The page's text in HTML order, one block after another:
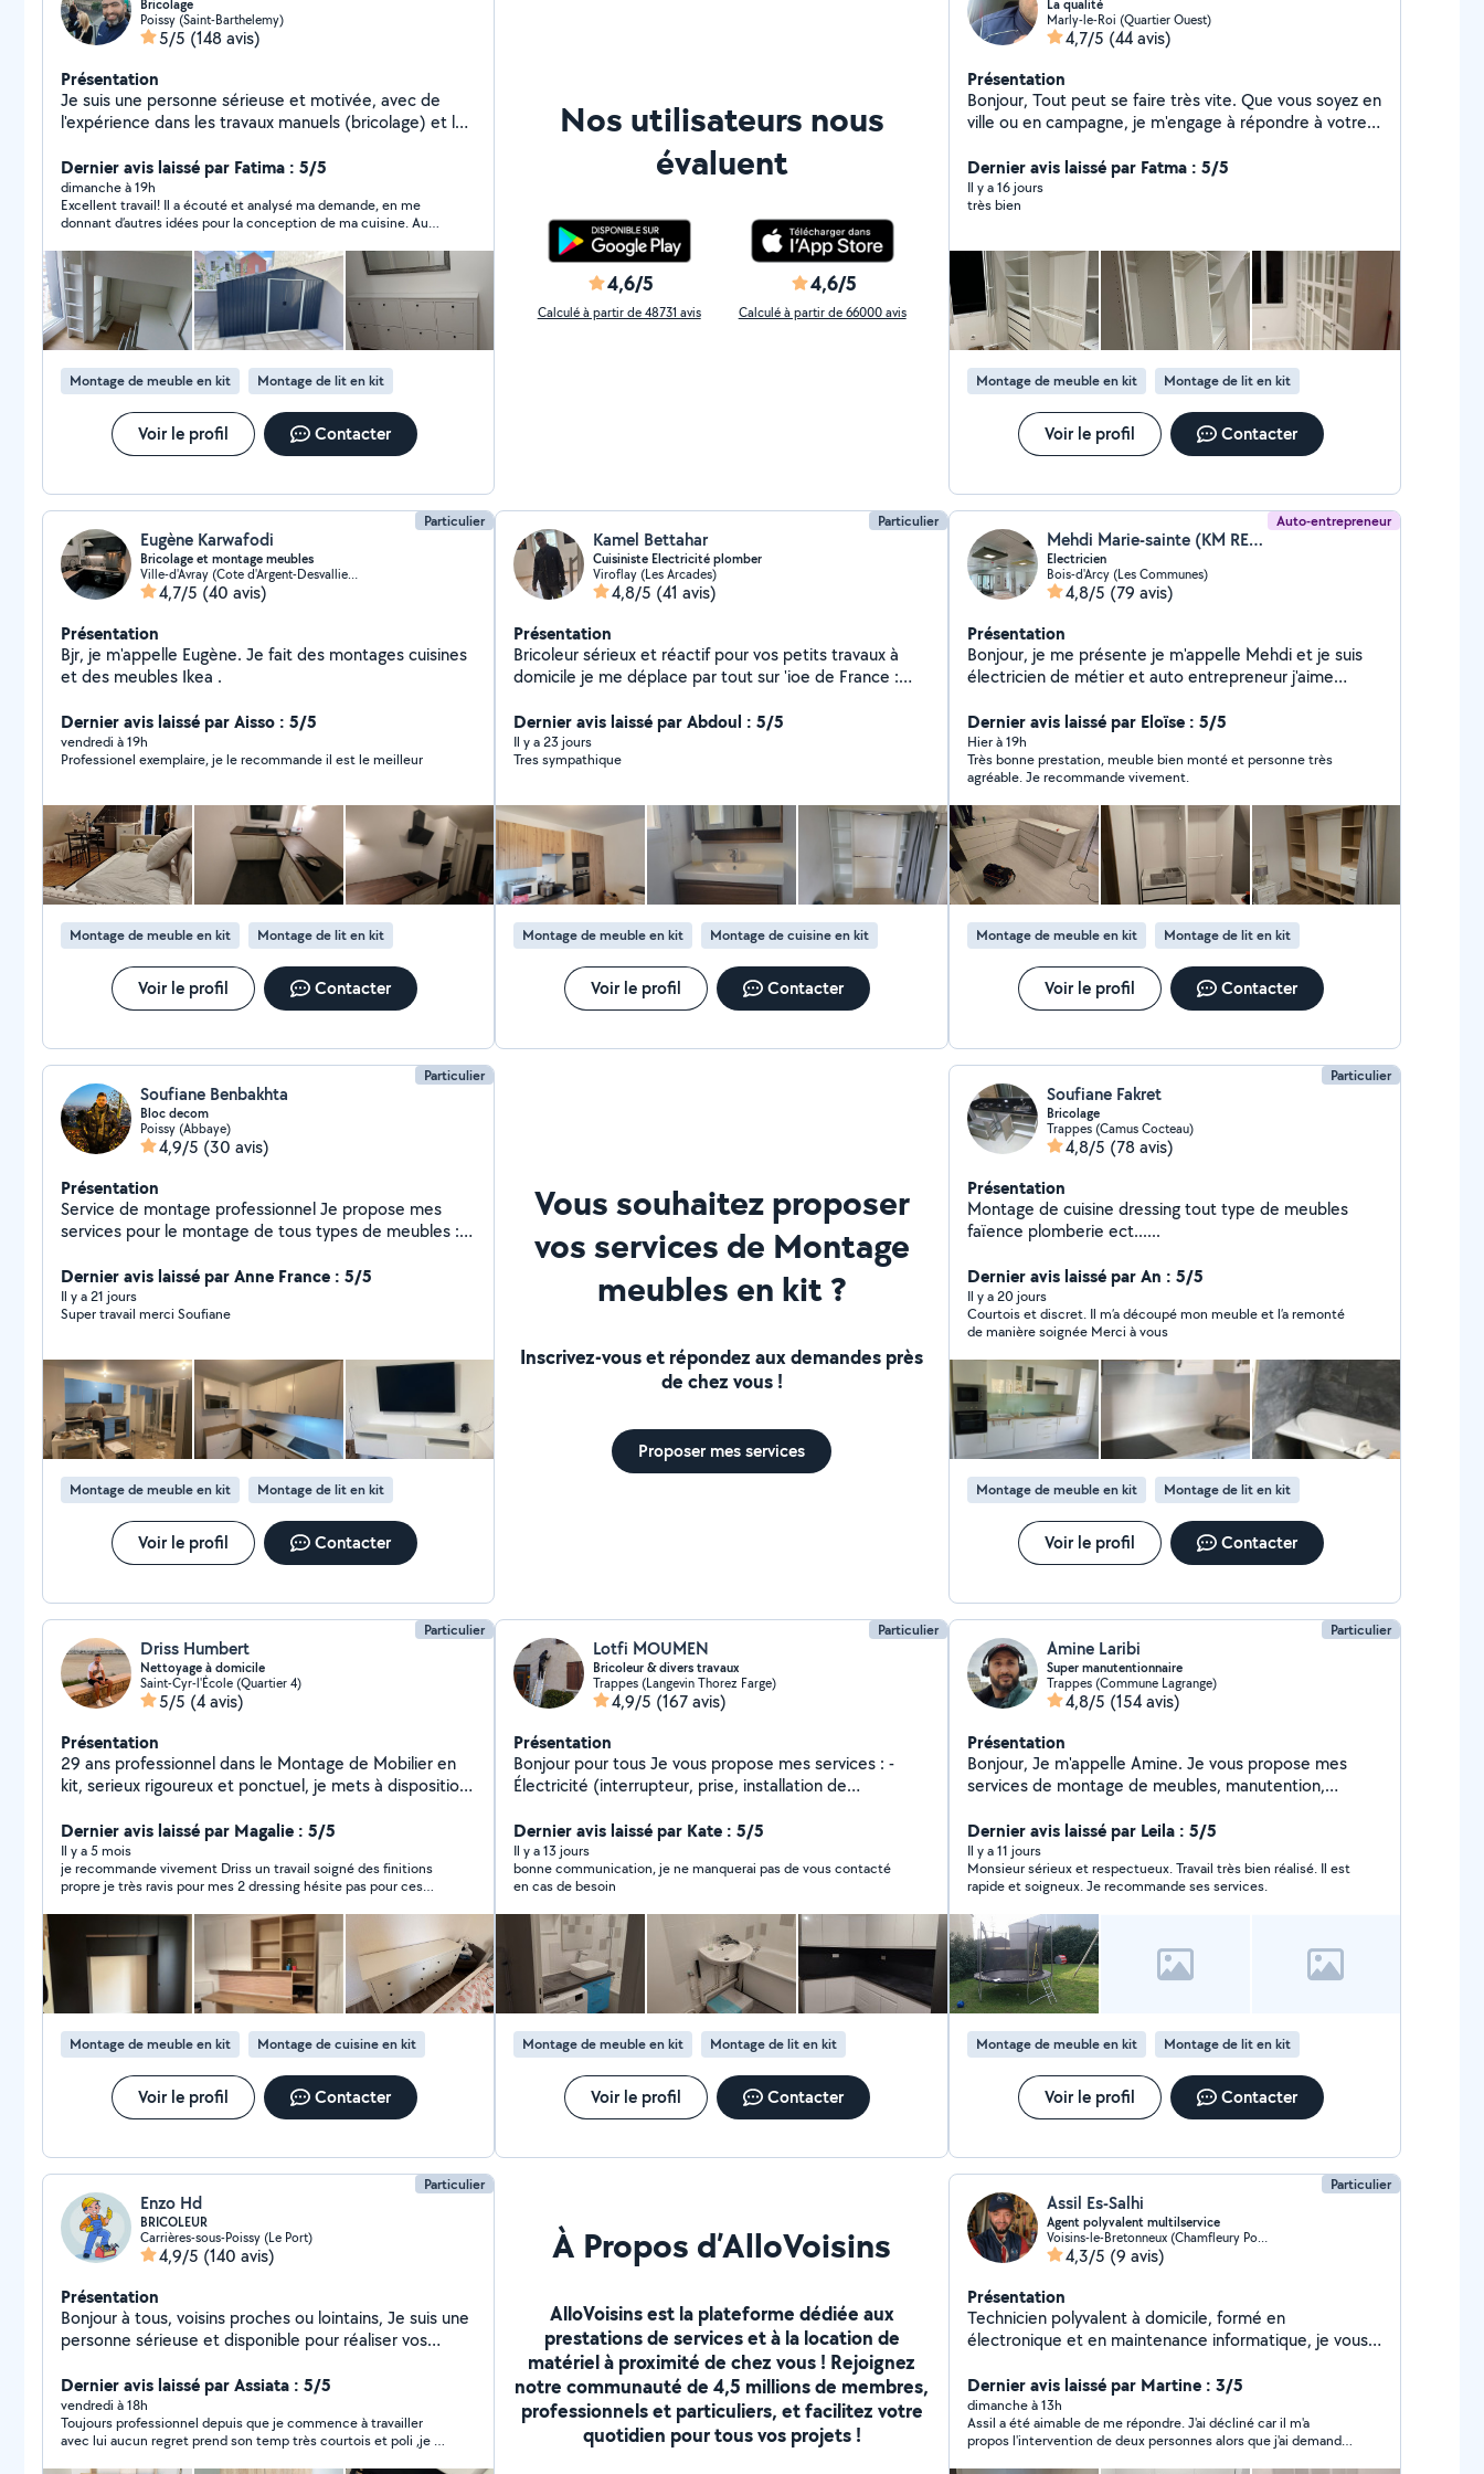
Bricolage
Poissy (Saint-Barthelemy)
5/5 (148 avis)
Présentation
Je suis une personne sérieuse et motivée, avec de
l'expérience dans les travaux manuels (bricolage) et les
services pour différents travaux tels que la pose de
carrelage, l'installation de cuisines préfabriquées et
diverses réparations à domicile. Je m'engage à fournir
un travail soigné, à respecter les délais et à garantir la
satisfaction de mes clients.
Dernier avis laissé par Fatima : 5/5
dimanche à 19h
Excellent travail! Il a écouté et analysé ma demande, en me
donnant d’autres idées pour la conception de ma cuisine. Au
vivement et n’hésiterais pas à refaire appel à lui pour de futurs
travaux
Montage de meuble en kit Montage de lit en kit
Voir le profil Contacter
Nos utilisateurs nous
évaluent
4,6/5
Calculé à partir de 48731 avis
4,6/5
Calculé à partir de 66000 avis
La qualité
Marly-le-Roi (Quartier Ouest)
4,7/5 (44 avis)
Présentation
Bonjour, Tout peut se faire très vite. Que vous soyez en
ville ou en campagne, je m'engage à répondre à votre
qualifié et compétant pour monter ou démonter tous
types de meubles, à votre domicile, quelle que soit la
Dernier avis laissé par Fatma : 5/5
Il y a 16 jours
très bien
Montage de meuble en kit Montage de lit en kit
Voir le profil Contacter
Particulier
Eugène Karwafodi
Bricolage et montage meubles
Ville-d'Avray (Cote d'Argent-Desvallieres-Gambetta)
4,7/5 (40 avis)
Présentation
Bjr, je m'appelle Eugène. Je fait des montages cuisines
et des meubles Ikea .
Dernier avis laissé par Aisso : 5/5
vendredi à 19h
Professionel exemplaire, je le recommande il est le meilleur
Montage de meuble en kit Montage de lit en kit
Voir le profil Contacter
Particulier
Kamel Bettahar
Cuisiniste Electricité plomber
Viroflay (Les Arcades)
4,8/5 (41 avis)
Présentation
Bricoleur sérieux et réactif pour vos petits travaux à
domicile je me déplace par tout sur 'ioe de France :
luminaires, Réparations plomberie et électricité.
Nettoyage de terrasse, Garage Balcon et organisation
et optimisation et création des espaces du rangement
Dernier avis laissé par Abdoul : 5/5
Il y a 23 jours
Tres sympathique
Montage de meuble en kit Montage de cuisine en kit
Voir le profil Contacter
Auto-entrepreneur
Mehdi Marie-sainte (KM RENOV)
Electricien
Bois-d'Arcy (Les Communes)
4,8/5 (79 avis)
Présentation
Bonjour, je me présente je m'appelle Mehdi et je suis
électricien de métier et auto entrepreneur j'aime
satisfaction dépend de celle du client j'aime que tout le
monde soit content vous comme moi. À l'écoute du
client je fais en sorte que la prestation se passe du
mieux possible.
Dernier avis laissé par Eloïse : 5/5
Hier à 19h
Très bonne prestation, meuble bien monté et personne très
agréable. Je recommande vivement.
Montage de meuble en kit Montage de lit en kit
Voir le profil Contacter
Particulier
Soufiane Benbakhta
Bloc decom
Poissy (Abbaye)
4,9/5 (30 avis)
Présentation
Service de montage professionnel Je propose mes
services pour le montage de tous types de meubles :
rayonnage lourd et mi-lourd. Travail sérieux, rapide et
soigné, avec une bonne expérience dans le domaine.
Que ce soit pour votre maison, garage, magasin ou
pour plus d'informations ou pour un devis.
Dernier avis laissé par Anne France : 5/5
Il y a 21 jours
Super travail merci Soufiane
Montage de meuble en kit Montage de lit en kit
Voir le profil Contacter
Vous souhaitez proposer
vos services de Montage
meubles en kit ?
Inscrivez-vous et répondez aux demandes près
de chez vous !
Proposer mes services
Particulier
Soufiane Fakret
Bricolage
Trappes (Camus Cocteau)
4,8/5 (78 avis)
Présentation
Montage de cuisine dressing tout type de meubles
faïence plomberie ect......
Dernier avis laissé par An : 5/5
Il y a 20 jours
Courtois et discret. Il m’a découpé mon meuble et l’a remonté
de manière soignée Merci à vous
Montage de meuble en kit Montage de lit en kit
Voir le profil Contacter
Particulier
Driss Humbert
Nettoyage à domicile
Saint-Cyr-l'École (Quartier 4)
5/5 (4 avis)
Présentation
29 ans professionnel dans le Montage de Mobilier en
kit, serieux rigoureux et ponctuel, je mets à disposition
métier (zero626373614
Dernier avis laissé par Magalie : 5/5
Il y a 5 mois
je recommande vivement Driss un travail soigné des finitions
propre je très ravis pour mes 2 dressing hésite pas pour ces
Montage de meuble en kit Montage de cuisine en kit
Voir le profil Contacter
Particulier
Lotfi MOUMEN
Bricoleur & divers travaux
Trappes (Langevin Thorez Farge)
4,9/5 (167 avis)
Présentation
Bonjour pour tous Je vous propose mes services : -
Électricité (interrupteur, prise, installation de
création d'installation, débouchage canalisation...). -
Montage meubles. - Pose parquet et Lino. - Fixations
murales ( tringle,TV, miroir....). - Peinture, Induit... -
Carrelage. Pour tout vous explications ,n'hésitez pas de
m'appeler: ziro six , soisent sept, soisent sept,qarent
trois, quatre-vingt dix-huit.
Dernier avis laissé par Kate : 5/5
Il y a 13 jours
bonne communication, je ne manquerai pas de vous contacté
en cas de besoin
Montage de meuble en kit Montage de lit en kit
Voir le profil Contacter
Particulier
Amine Laribi
Super manutentionnaire
Trappes (Commune Lagrange)
4,8/5 (154 avis)
Présentation
Bonjour, Je m'appelle Amine. Je vous propose mes
services de montage de meubles, manutention,
déménagement. Je fais aussi le ménage, gros et
classique. Je suis sportif et le travail difficile ne me fait
pas peur. Faîtes-moi confiance vous serez jamais
déçus. A très bientôt
Dernier avis laissé par Leila : 5/5
Il y a 11 jours
Monsieur sérieux et respectueux. Travail très bien réalisé. Il est
rapide et soigneux. Je recommande ses services.
Montage de meuble en kit Montage de lit en kit
Voir le profil Contacter
Particulier
Enzo Hd
BRICOLEUR
Carrières-sous-Poissy (Le Port)
4,9/5 (140 avis)
Présentation
Bonjour à tous, voisins proches ou lointains, Je suis une
personne sérieuse et disponible pour réaliser vos
remplacement de papier peint - accrocher, les TV sur
le mur - Montage de meubles toutes marques et
fixation au mur (rapide, soigné et sans stress) -
Installation de luminaires et remplacement
Dernier avis laissé par Assiata : 5/5
vendredi à 18h
Toujours professionnel depuis que je commence à travailler
avec lui aucun regret prend son temp très courtois et poli ,je le
À Propos d’AlloVoisins
AlloVoisins est la plateforme dédiée aux
prestations de services et à la location de
matériel à proximité de chez vous ! Rejoignez
notre communauté de 4,5 millions de membres,
professionnels et particuliers, et facilitez votre
quotidien pour tous vos projets !
Particulier
Assil Es-Salhi
Agent polyvalent multilservice
Voisins-le-Bretonneux (Chamfleury Port Royal)
4,3/5 (9 avis)
Présentation
Technicien polyvalent à domicile, formé en
électronique et en maintenance informatique, je vous
réparations et petits travaux. Informatique : diagnostic
et dépannage PC Windows, installation de box,
imprimantes, Wi-Fi, logiciels et périphériques.
Électronique & électroménager : recherche de panne,
Dernier avis laissé par Martine : 3/5
dimanche à 13h
Assil a été aimable de me répondre. J'ai décliné car il m'a
propos l'intervention de deux personnes alors que j'ai demandé